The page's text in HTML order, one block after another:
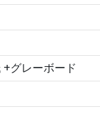
グレーボード